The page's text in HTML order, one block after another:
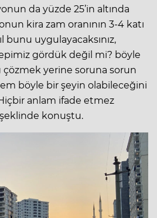
da yüzde 25’in altında
kira zam oranının 3-4 katı
bunu uygulayacaksınız,
gördük değil mi? böyle
yerine soruna sorun
böyle bir şeyin olabileceğini
anlam ifade etmez
şeklinde konuştu.